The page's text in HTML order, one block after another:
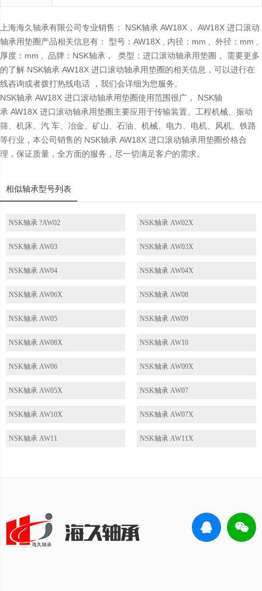
上海海久轴承有限公司专业销售： NSK轴承 AW18X， AW18X 进口滚动
轴承用垫圈产品相关信息有： 型号：AW18X , 内径：mm , 外径：mm ,
厚度：mm , 品牌：NSK轴承， 类型：进口滚动轴承用垫圈， 需要更多
的了解 NSK轴承 AW18X 进口滚动轴承用垫圈的相关信息，可以进行在
线咨询或者拨打热线电话 ，我们会详细为您服务。
NSK轴承 AW18X 进口滚动轴承用垫圈使用范围很广， NSK轴
承 AW18X 进口滚动轴承用垫圈主要应用于传输装置、工程机械、振动
筛、机床、汽 车、冶金、矿山、石油、机械、电力、电机、风机、铁路
等行业，本公司销售的 NSK轴承 AW18X 进口滚动轴承用垫圈价格合
理，保证质量，全方面的服务，尽一切满足客户的需求。
相似轴承型号列表
NSK轴承 ?AW02 NSK轴承 AW02X
NSK轴承 AW03 NSK轴承 AW03X
NSK轴承 AW04 NSK轴承 AW04X
NSK轴承 AW06X NSK轴承 AW08
NSK轴承 AW05 NSK轴承 AW09
NSK轴承 AW08X NSK轴承 AW10
NSK轴承 AW06 NSK轴承 AW09X
NSK轴承 AW05X NSK轴承 AW07
NSK轴承 AW10X NSK轴承 AW07X
NSK轴承 AW11 NSK轴承 AW11X